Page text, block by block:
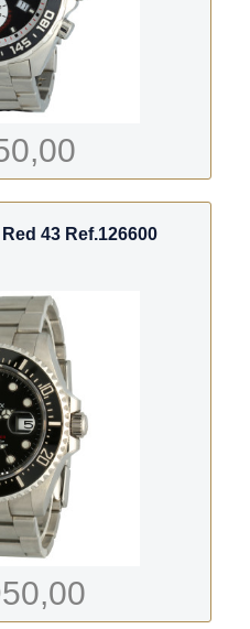
43 Ref.126600